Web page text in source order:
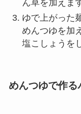
ん草を加えま
ゆで上がった
めんつゆを加
塩こしょうを
めんつゆで作る